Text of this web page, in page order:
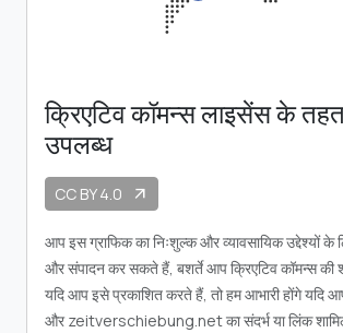
क्रिएटिव कॉमन्स लाइसेंस के
उपलब्ध
CC BY 4.0 arrow_outward
आप इस ग्राफिक का निःशुल्क और व्यावसायिक उद्देश्यों के
और संपादन कर सकते हैं, बशर्ते आप क्रिएटिव कॉमन्स की
यदि आप इसे प्रकाशित करते हैं, तो हम आभारी होंगे यदि
और zeitverschiebung.net का संदर्भ या लिंक